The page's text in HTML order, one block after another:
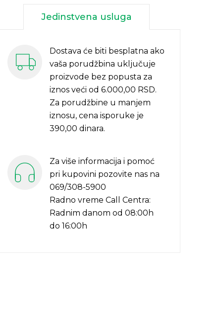
Jedinstvena usluga
Dostava će biti besplatna ako
vaša porudžbina uključuje
proizvode bez popusta za
iznos veći od 6.000,00 RSD.
Za porudžbine u manjem
iznosu, cena isporuke je
390,00 dinara.
Za više informacija i pomoć
pri kupovini pozovite nas na
069/308-5900
Radno vreme Call Centra:
Radnim danom od 08:00h
do 16:00h